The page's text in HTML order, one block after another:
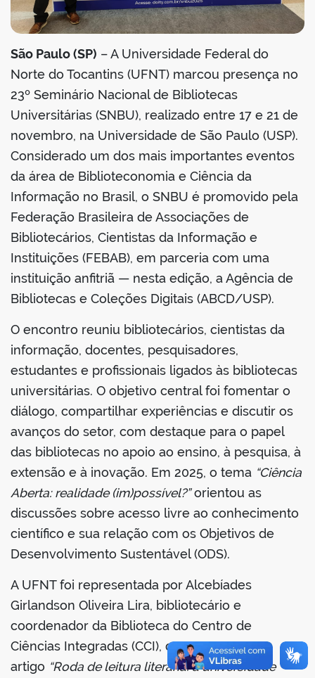
portal
São Paulo (SP) – A Universidade Federal do
Norte do Tocantins (UFNT) marcou presença no
23º Seminário Nacional de Bibliotecas
Universitárias (SNBU), realizado entre 17 e 21 de
novembro, na Universidade de São Paulo (USP).
Considerado um dos mais importantes eventos
da área de Biblioteconomia e Ciência da
Informação no Brasil, o SNBU é promovido pela
Federação Brasileira de Associações de
Bibliotecários, Cientistas da Informação e
Instituições (FEBAB), em parceria com uma
instituição anfitriã — nesta edição, a Agência de
Bibliotecas e Coleções Digitais (ABCD/USP).
O encontro reuniu bibliotecários, cientistas da
informação, docentes, pesquisadores,
estudantes e profissionais ligados às bibliotecas
universitárias. O objetivo central foi fomentar o
diálogo, compartilhar experiências e discutir os
avanços do setor, com destaque para o papel
das bibliotecas no apoio ao ensino, à pesquisa, à
extensão e à inovação. Em 2025, o tema “Ciência
Aberta: realidade (im)possível?”orientou as
discussões sobre acesso livre ao conhecimento
científico e sua relação com os Objetivos de
Desenvolvimento Sustentável (ODS).
A UFNT foi representada por Alcebíades
Girlandson Oliveira Lira, bibliotecário e
coordenador da Biblioteca do Centro de
Ciências Integradas (CCI), que apresentou o
artigo “Roda de leitura literária: a universidade